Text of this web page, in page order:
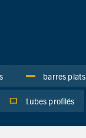
barres plats
tubes profilés